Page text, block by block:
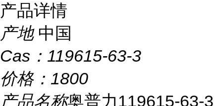
产品详情
产地 中国
Cas： 119615-63-3
价格： 1800
产品名称奥普力119615-63-3